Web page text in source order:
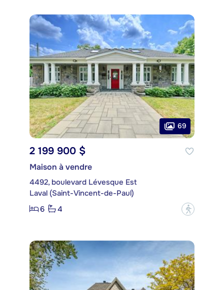
69
2 199 900 $
Maison à vendre
4492, boulevard Lévesque Est
Laval (Saint-Vincent-de-Paul)
6
4 ?